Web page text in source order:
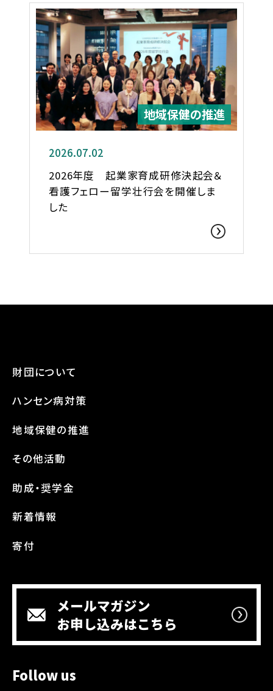
地域保健の推進
2026.07.02
2026年度 起業家育成研修決起会＆
看護フェロー留学壮行会を開催しま
した
財団について
ハンセン病対策
地域保健の推進
その他活動
助成・奨学金
新着情報
寄付
メールマガジン
お申し込みはこちら
Follow us